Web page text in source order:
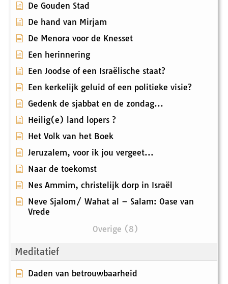
De Gouden Stad
De hand van Mirjam
De Menora voor de Knesset
Een herinnering
Een Joodse of een Israëlische staat?
Een kerkelijk geluid of een politieke visie?
Gedenk de sjabbat en de zondag...
Heilig(e) land lopers ?
Het Volk van het Boek
Jeruzalem, voor ik jou vergeet...
Naar de toekomst
Nes Ammim, christelijk dorp in Israël
Neve Sjalom/ Wahat al – Salam: Oase van
Vrede
Overige (8)
Meditatief
Daden van betrouwbaarheid